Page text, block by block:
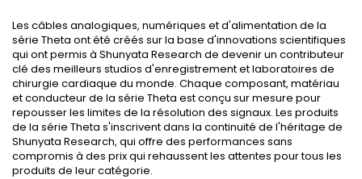
Les câbles analogiques, numériques et d'alimentation de la
série Theta ont été créés sur la base d'innovations scientifiques
qui ont permis à Shunyata Research de devenir un contributeur
clé des meilleurs studios d'enregistrement et laboratoires de
chirurgie cardiaque du monde. Chaque composant, matériau
et conducteur de la série Theta est conçu sur mesure pour
repousser les limites de la résolution des signaux. Les produits
de la série Theta s'inscrivent dans la continuité de l'héritage de
Shunyata Research, qui offre des performances sans
compromis à des prix qui rehaussent les attentes pour tous les
produits de leur catégorie.